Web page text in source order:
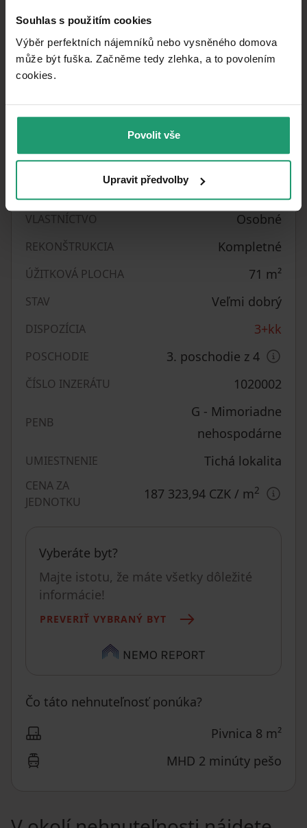
Souhlas s použitím cookies
Výběr perfektních nájemníků nebo vysněného domova
může být fuška. Začněme tedy zlehka, a to povolením
cookies.​
Povolit vše
Upravit předvolby
RK nevolat.
Parametre nehnuteľnosti
VEK Nad 50 rokov
KONŠTRUKCIA BUDOVY
VYBAVENÉ Čiastočne
VLASTNÍCTVO Osobné
REKONŠTRUKCIA Kompletné
ÚŽITKOVÁ PLOCHA 71 m²
STAV Veľmi dobrý
DISPOZÍCIA 3+kk
POSCHODIE 3. poschodie z 4
ČÍSLO INZERÁTU 1020002
PENB
G - Mimoriadne
nehospodárne
UMIESTNENIE Tichá lokalita
CENA ZA
JEDNOTKU
187 323,94 CZK / m2
Vyberáte byt?
Majte istotu, že máte všetky dôležité
informácie!
PREVERIŤ VYBRANÝ BYT
Čo táto nehnuteľnosť ponúka?
Pivnica 8 m²
MHD 2 minúty pešo